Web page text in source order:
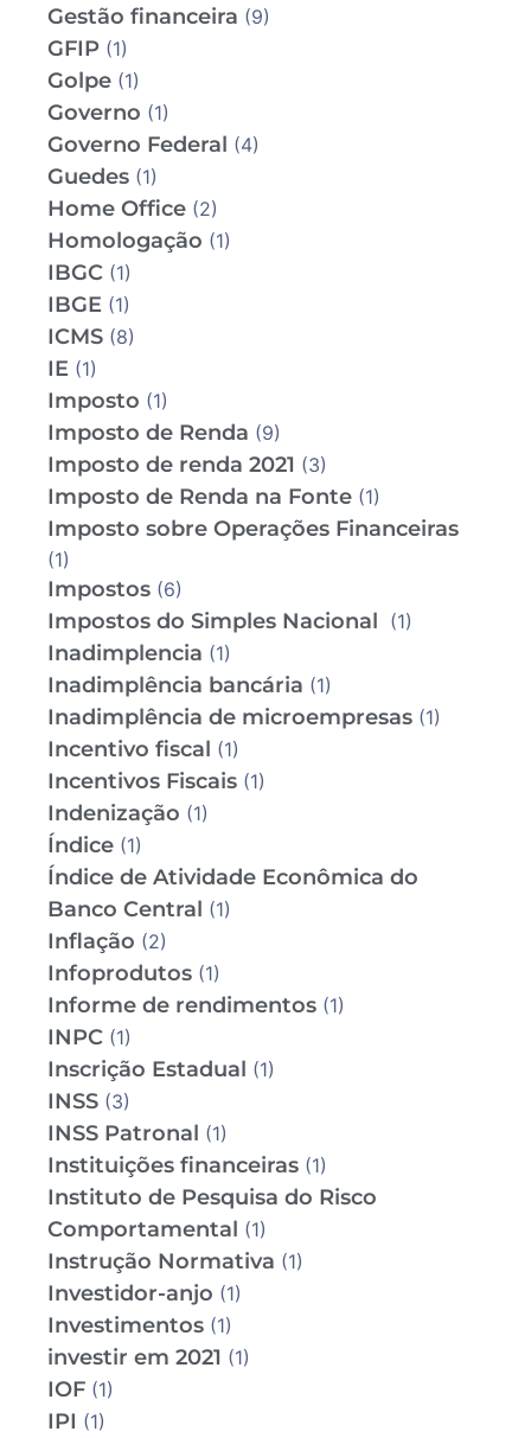
Gestão financeira (9)
GFIP (1)
Golpe (1)
Governo (1)
Governo Federal (4)
Guedes (1)
Home Office (2)
Homologação (1)
IBGC (1)
IBGE (1)
ICMS (8)
IE (1)
Imposto (1)
Imposto de Renda (9)
Imposto de renda 2021 (3)
Imposto de Renda na Fonte (1)
Imposto sobre Operações Financeiras
(1)
Impostos (6)
Impostos do Simples Nacional (1)
Inadimplencia (1)
Inadimplência bancária (1)
Inadimplência de microempresas (1)
Incentivo fiscal (1)
Incentivos Fiscais (1)
Indenização (1)
Índice (1)
Índice de Atividade Econômica do
Banco Central (1)
Inflação (2)
Infoprodutos (1)
Informe de rendimentos (1)
INPC (1)
Inscrição Estadual (1)
INSS (3)
INSS Patronal (1)
Instituições financeiras (1)
Instituto de Pesquisa do Risco
Comportamental (1)
Instrução Normativa (1)
Investidor-anjo (1)
Investimentos (1)
investir em 2021 (1)
IOF (1)
IPI (1)